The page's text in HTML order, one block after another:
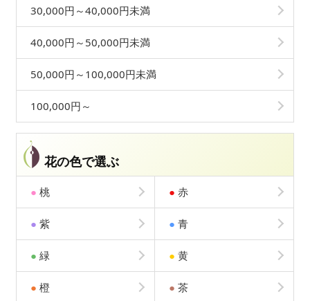
30,000円～40,000円未満
40,000円～50,000円未満
50,000円～100,000円未満
100,000円～
花の色で選ぶ
● 桃 ● 赤
● 紫 ● 青
● 緑 ● 黄
● 橙 ● 茶